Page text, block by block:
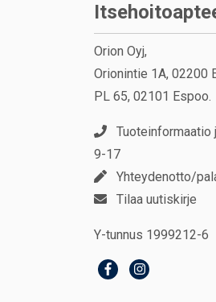
Orion Oyj,
Orionintie 1A, 02200
PL 65, 02101 Espoo.
Tuoteinformaatio
9-17
Yhteydenotto/
Tilaa uutiskirje
Y-tunnus 1999212-6